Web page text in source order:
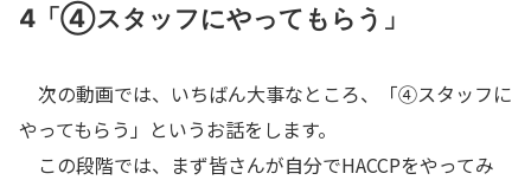
4「④スタッフにやってもらう」
次の動画では、いちばん大事なところ、「④スタッフに
やってもらう」というお話をします。
この段階では、まず皆さんが自分でHACCPをやってみ